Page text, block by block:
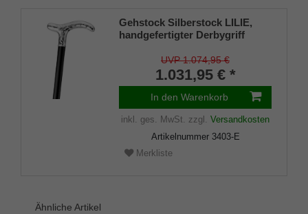
Gehstock Silberstock LILIE,
handgefertigter Derbygriff
aufgesetzt auf einen Stock aus
edlem Makassar-Ebenholz,
inklusiv Gummipuffer.
UVP 1.074,95 €
1.031,95 € *
In den Warenkorb
inkl. ges. MwSt. zzgl. Versandkosten
Artikelnummer 3403-E
Merkliste
Ähnliche Artikel